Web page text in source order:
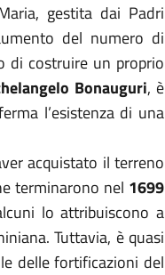
gestita dai Padri
del numero di
di costruire un proprio
Bonauguri, è
l’esistenza di una
acquistato il terreno
terminarono nel 1699
lo attribuiscono a
Tuttavia, è quasi
delle fortificazioni del